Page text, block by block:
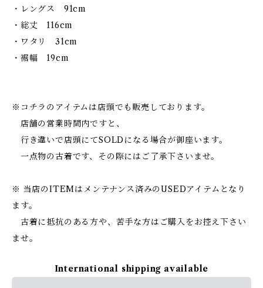
・レングス 91cm
・総丈 116cm
・ワタリ 31cm
・裾幅 19cm
※コチラのアイテムは店頭でも販売しております。
店舗の営業時間内ですと、
行き違いで店頭にてSOLDになる場合が御座います。
一点物の古着です、その際にはご了承下さいませ。
※ 当店のITEMはメンテナンス済みのUSEDアイテムとなり
ます。
古着に抵抗のある方や、苦手な方はご購入をお控え下さい
ませ。
International shipping available